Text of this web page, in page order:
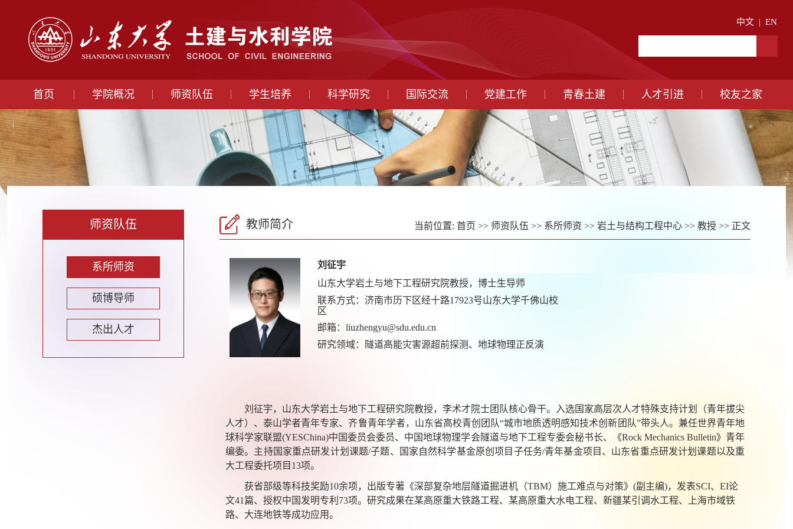
中文 | EN
首页 学院概况 师资队伍 学生培养 科学研究 国际交流 党建工作 青春土建 人才引进 校友之家
师资队伍
系所师资
硕博导师
杰出人才
教师简介 当前位置: 首页 >> 师资队伍 >> 系所师资 >> 岩土与结构工程中心 >> 教授 >> 正文
刘征宇
山东大学岩土与地下工程研究院教授，博士生导师
联系方式：济南市历下区经十路17923号山东大学千佛山校
区
邮箱：liuzhengyu@sdu.edu.cn
研究领域：隧道高能灾害源超前探测、地球物理正反演
刘征宇，山东大学岩土与地下工程研究院教授，李术才院士团队核心骨干。入选国家高层次人才特殊支持计划（青年拔尖
人才）、泰山学者青年专家、齐鲁青年学者，山东省高校青创团队“城市地质透明感知技术创新团队”带头人。兼任世界青年地
球科学家联盟(YESChina)中国委员会委员、中国地球物理学会隧道与地下工程专委会秘书长、《Rock Mechanics Bulletin》青年
编委。主持国家重点研发计划课题/子题、国家自然科学基金原创项目子任务/青年基金项目、山东省重点研发计划课题以及重
大工程委托项目 13项。
获省部级等科技奖励10余项，出版专著《深部复杂地层隧道掘进机（TBM）施工难点与对策》 (副主编)，发表SCI、 EI论
文41篇、授权中国发明专利 73项。研究成果在某高原重大铁路工程、某高原重大水电工程、新疆某引调水工程、上海市域铁
路、大连地铁等成功应用。